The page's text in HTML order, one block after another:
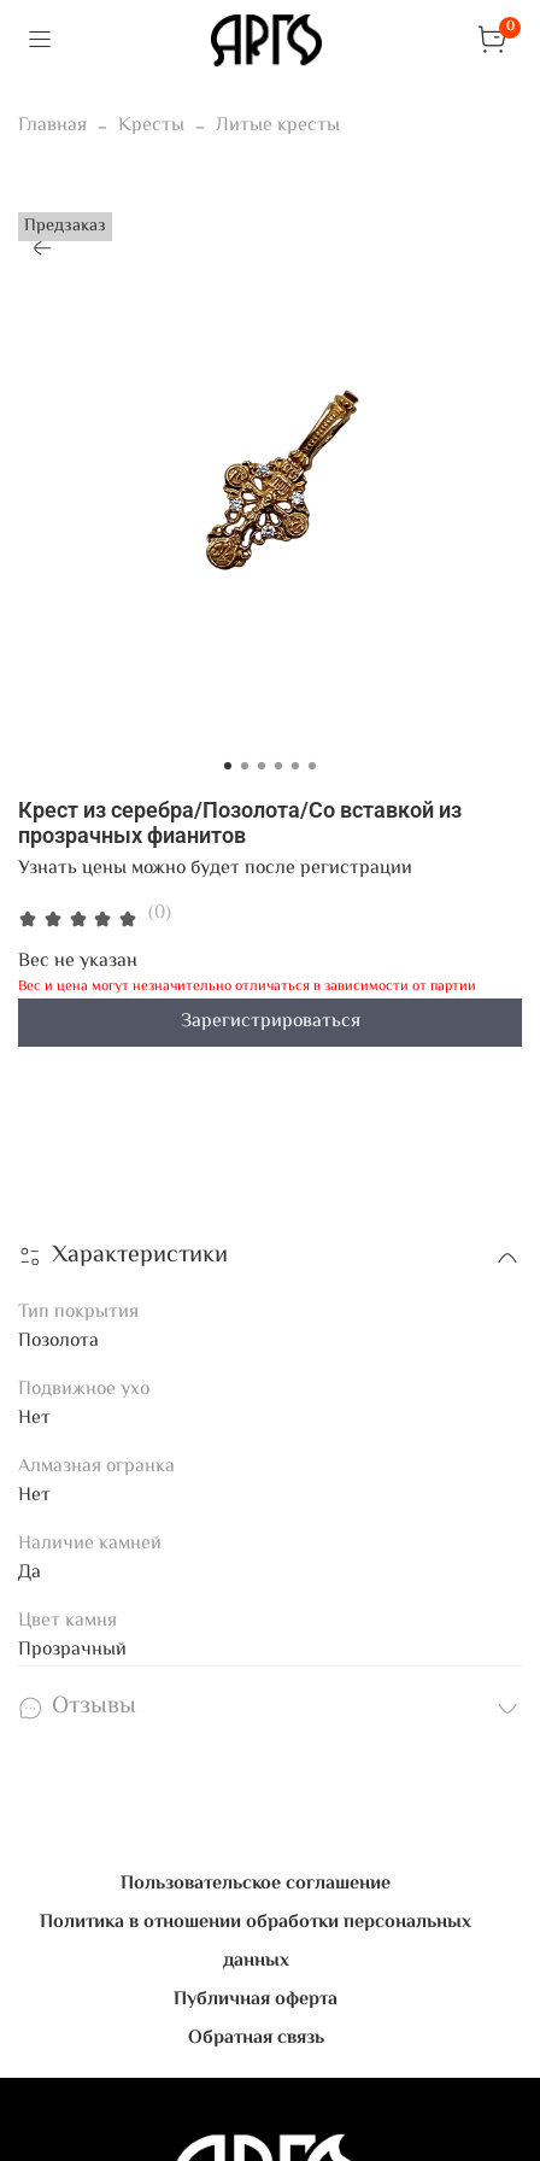
0
Главная Кресты Литые кресты
Предзаказ
(0)
Крест из серебра/Позолота/Со вставкой из
прозрачных фианитов
Узнать цены можно будет после регистрации
Вес не указан
Вес и цена могут незначительно отличаться в зависимости от партии
Зарегистрироваться
Характеристики
Тип покрытия
Позолота
Подвижное ухо
Нет
Алмазная огранка
Нет
Наличие камней
Да
Цвет камня
Прозрачный
Отзывы
Пользовательское соглашение
Политика в отношении обработки персональных
данных
Публичная оферта
Обратная связь